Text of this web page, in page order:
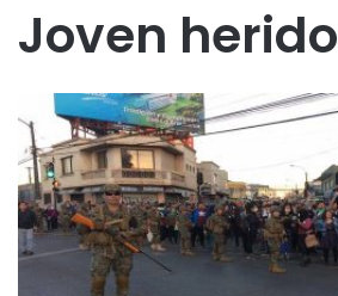
Joven herido